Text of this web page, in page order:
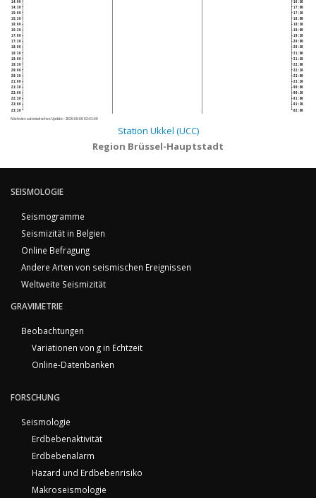
14:00
14:30
15:00
15:30
16:00
16:30
17:00
17:30
18:00
18:30
19:00
19:30
20:00
20:30
21:00
21:30
22:00
22:30
23:00
23:30
16:30
17:00
17:30
18:00
18:30
19:00
19:30
20:00
20:30
21:00
21:30
22:00
22:30
23:00
23:30
00:00
00:30
01:00
01:30
02:00
Nächstes automatisches Update : 2026-08-06 02:41:40
Station Ukkel (UCC)
Region Brüssel-Hauptstadt
SEISMOLOGIE
Seismogramme
Seismizität in Belgien
Online Befragung
Andere Arten von seismischen Ereignissen
Weltweite Seismizität
GRAVIMETRIE
Beobachtungen
Variationen von g in Echtzeit
Online-Datenbanken
FORSCHUNG
Seismologie
Erdbebenaktivität
Erdbebenalarm
Hazard und Erdbebenrisiko
Makroseismologie